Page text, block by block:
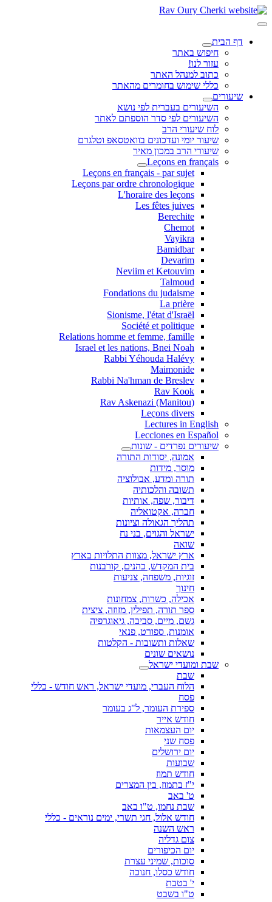
דף הבית
חיפוש באתר
עזור לנו!
כתוב למנהל האתר
כללי שימוש בחומרים מהאתר
שיעורים
השיעורים בעברית לפי נושא
השיעורים לפי סדר הוספתם לאתר
לוח שיעורי הרב
שיעור יומי ועדכונים בוואטסאפ וטלגרם
שיעורי הרב במכון מאיר
Leçons en français
Leçons en français - par sujet
Leçons par ordre chronologique
L'horaire des leçons
Les fêtes juives
Berechite
Chemot
Vayikra
Bamidbar
Devarim
Neviim et Ketouvim
Talmoud
Fondations du judaisme
La prière
Sionisme, l'état d'Israël
Société et politique
Relations homme et femme, famille
Israel et les nations, Bnei Noah
Rabbi Yéhouda Halévy
Maimonide
Rabbi Na'hman de Breslev
Rav Kook
(Rav Askenazi (Manitou
Leçons divers
Lectures in English
Lecciones en Español
שיעורים נפרדים - שונות
אמונה, יסודות התורה
מוסר, מידות
תורה ומדע, אבולוציה
תשובה והלכותיה
דיבור, שפה, אותיות
חברה, אקטואליה
תהליך הגאולה וציונות
ישראל והגוים, בני נח
שואה
ארץ ישראל, מצוות התלויות בארץ
בית המקדש, כהנים, קורבנות
זוגיות, משפחה, צניעות
חינוך
אכילה, כשרות, צמחונות
ספר תורה, תפילין, מזוזה, ציצית
גשם, מיים, סביבה, גיאוגרפיה
אומנות, ספורט, פנאי
שאלות ותשובות - הקלטות
נושאים שונים
שבת ומועדי ישראל
שבת
הלוח העברי, מועדי ישראל, ראש חודש - כללי
פסח
ספירת העומר, ל"ג בעומר
חודש אייר
יום העצמאות
פסח שני
יום ירושלים
שבועות
חודש תמוז
י"ז בתמוז, בין המצרים
ט' באב
שבת נחמו, ט"ו באב
חודש אלול, חגי תשרי, ימים נוראים - כללי
ראש השנה
צום גדליה
יום הכיפורים
סוכות, שמיני עצרת
חודש כסלו, חנוכה
י' בטבת
ט"ו בשבט